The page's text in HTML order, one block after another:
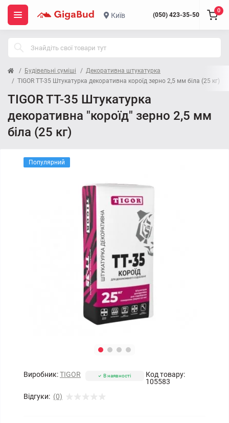
Київ (050) 423-35-50
0
Будівельні суміші
Декоративна штукатурка
TIGOR TT-35 Штукатурка декоративна короїд зерно 2,5 мм біла (25 кг)
TIGOR TT-35 Штукатурка
декоративна "короїд" зерно 2,5 мм
біла (25 кг)
Популярний
Виробник:TIGOR
Код товару:
105583
Відгуки: (0)
В наявності